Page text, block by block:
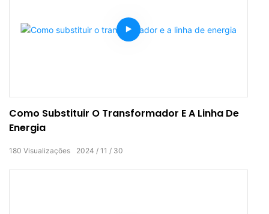
Como Substituir O Transformador E A Linha De
Energia
2024 11 30
180 Visualizações